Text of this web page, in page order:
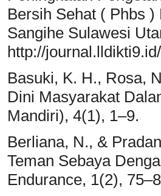
Bersih Sehat ( Phbs
Sangihe Sulawesi
http://
Basuki, K. H., Rosa,
Dini Masyarakat
Mandiri), 4(1), 1–9.
Berliana, N., &
Teman Sebaya
Endurance, 1(2),